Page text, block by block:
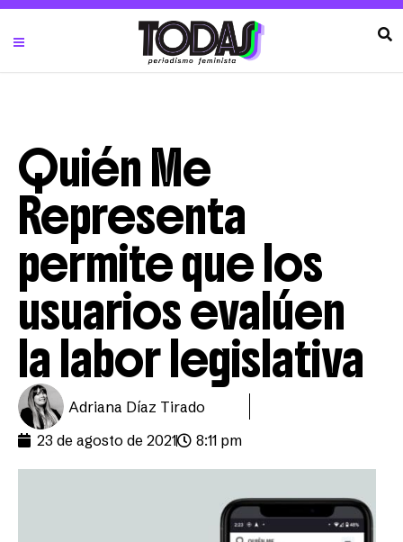
Quién Me
Representa
permite que los
usuarios evalúen
la labor legislativa
Adriana Díaz Tirado
23 de agosto de 2021
8:11 pm